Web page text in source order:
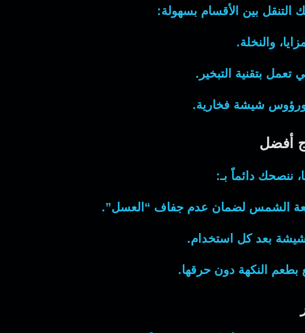
بين الأقسام بسهولة:
والنخلة.
تعمل بتقنية التبخير.
ورؤوس شيشة فخارية.
أفضل
ننصحك دائماً بـ:
الشمس لضمان عدم جفاف “العسل”.
بعد كل استخدام.
بطعم النكهة دون حرقها.